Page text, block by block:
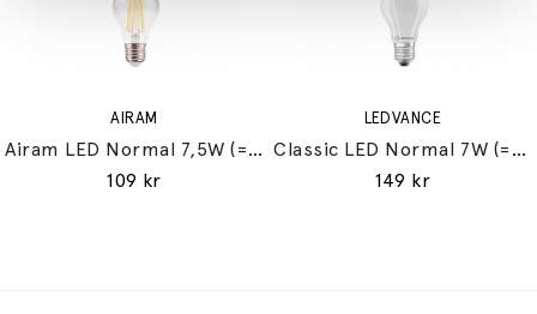
AIRAM
Airam LED Normal 7,5W (=60W) E27
109 kr
LEDVANCE
Classic LED Normal 7W (=60W) E27
149 kr